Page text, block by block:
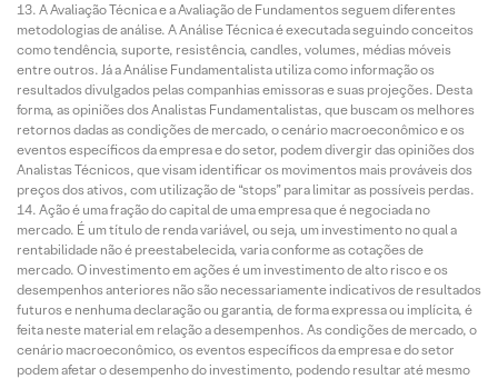
A Avaliação Técnica e a Avaliação de Fundamentos seguem diferentes
metodologias de análise. A Análise Técnica é executada seguindo conceitos
como tendência, suporte, resistência, candles, volumes, médias móveis
entre outros. Já a Análise Fundamentalista utiliza como informação os
resultados divulgados pelas companhias emissoras e suas projeções. Desta
forma, as opiniões dos Analistas Fundamentalistas, que buscam os melhores
retornos dadas as condições de mercado, o cenário macroeconômico e os
eventos específicos da empresa e do setor, podem divergir das opiniões dos
Analistas Técnicos, que visam identificar os movimentos mais prováveis dos
preços dos ativos, com utilização de “stops” para limitar as possíveis perdas.
Ação é uma fração do capital de uma empresa que é negociada no
mercado. É um título de renda variável, ou seja, um investimento no qual a
rentabilidade não é preestabelecida, varia conforme as cotações de
mercado. O investimento em ações é um investimento de alto risco e os
desempenhos anteriores não são necessariamente indicativos de resultados
futuros e nenhuma declaração ou garantia, de forma expressa ou implícita, é
feita neste material em relação a desempenhos. As condições de mercado, o
cenário macroeconômico, os eventos específicos da empresa e do setor
podem afetar o desempenho do investimento, podendo resultar até mesmo